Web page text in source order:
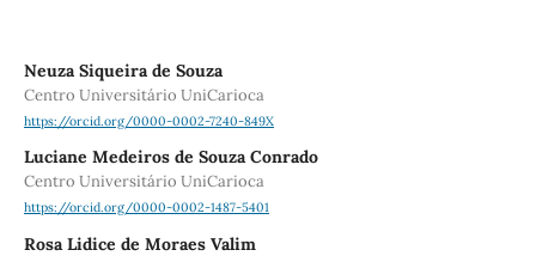
Neuza Siqueira de Souza
Centro Universitário UniCarioca
https://orcid.org/0000-0002-7240-849X
Luciane Medeiros de Souza Conrado
Centro Universitário UniCarioca
https://orcid.org/0000-0002-1487-5401
Rosa Lidice de Moraes Valim